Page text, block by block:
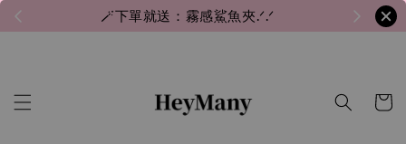
🪄下單就送：霧感鯊魚夾.ᐟ.ᐟ